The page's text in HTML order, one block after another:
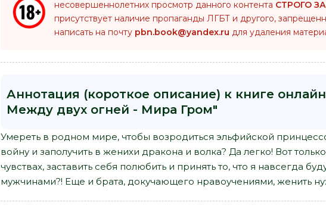
несовершеннолетних просмотр данного контента СТРОГО
присутствует наличие пропаганды ЛГБТ и другого,
написать на почту pbn.book@yandex.ru для удаления
Аннотация (короткое описание) к книге
Между двух огней - Мира Гром"
Умереть в родном мире, чтобы возродиться эльфийской
войну и заполучить в женихи дракона и волка? Да легко! Вот
чувствах, заставить себя полюбить и принять то, что я навсегда
мужчинами?! Еще и брата, докучающего нравоучениями, женить